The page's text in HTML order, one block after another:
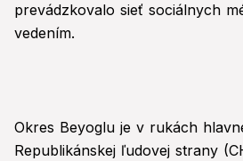
prevádzkovalo sieť sociálnych
vedením.
Okres Beyoglu je v rukách
Republikánskej ľudovej strany